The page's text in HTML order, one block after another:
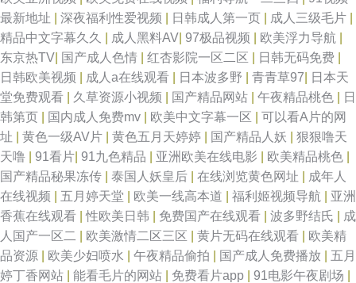
最新地址
深夜福利性爱视频 日韩成人第一页 成人三级毛片
精品中文字幕久久
成人黑料AV 97极品视频 欧美浮力导航
东京热TV 国产成人色情 红杏影院一区二区 日韩无码免费
日韩欧美视频
成人a在线观看 日本波多野 青青草97
日本天
堂免费观看
久草资源小视频 国产精品网站 午夜精品桃色
日
韩第页
国内成人免费mv 欧美中文字幕一区
可以看A片的网
址
黄色一级AV片 黄色五月天婷婷 国产精品人妖
狠狠噜天
天噜
91看片 91九色精品 亚洲欧美在线电影 欧美精品桃色
国产精品秘果冻传
泰国人妖皇后 在线浏览黄色网址
成年人
在线视频
五月婷天堂 欧美一线高本道 福利姬视频导航
亚洲
香蕉在线观看
|性欧美日韩 免费国产在线观看 波多野结氏
成
人国产一区二
欧美激情二区三区 黄片无码在线观看
欧美精
品资源
欧美少妇喷水 午夜精品偷拍 国产成人免费播放
五月
婷丁香网站
能看毛片的网站 免费看片app 91电影午夜剧场